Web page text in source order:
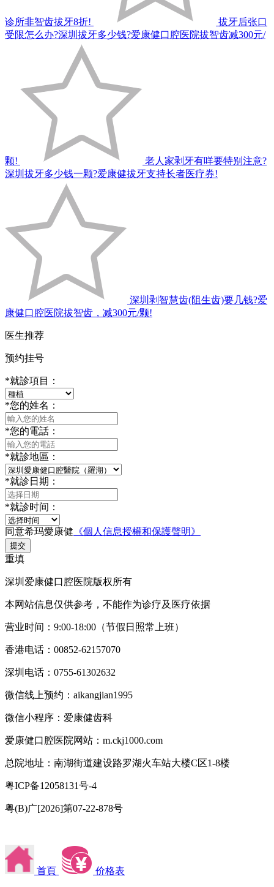
诊所非智齿拔牙8折!
拔牙后张口
受限怎么办?深圳拔牙多少钱?爱康健口腔医院拔智齿减300元/
颗!
老人家剥牙有咩要特别注意?
深圳拔牙多少钱一颗?爱康健拔牙支持长者医疗券!
深圳剥智慧齿(阻生齿)要几钱?爱
康健口腔医院拔智齿，减300元/颗!
医生推荐
预约挂号
*就診項目：
*您的姓名：
*您的電話：
*就診地區：
*就診日期：
*就診时间：
同意希玛愛康健 《個人信息授權和保護聲明》
提交
重填
深圳爱康健口腔医院版权所有
本网站信息仅供参考，不能作为诊疗及医疗依据
营业时间：9:00-18:00（节假日照常上班）
香港电话：00852-62157070
深圳电话：0755-61302632
微信线上预约：aikangjian1995
微信小程序：爱康健齿科
爱康健口腔医院网站：m.ckj1000.com
总院地址：南湖街道建设路罗湖火车站大楼C区1-8楼
粤ICP备12058131号-4
粤(B)广[2026]第07-22-878号
首頁 价格表